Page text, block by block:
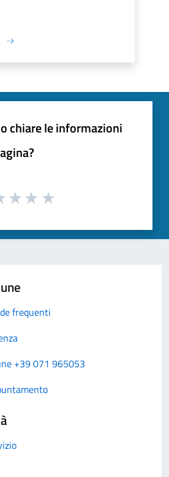
chiare le informazioni
frequenti
+39 071 965053